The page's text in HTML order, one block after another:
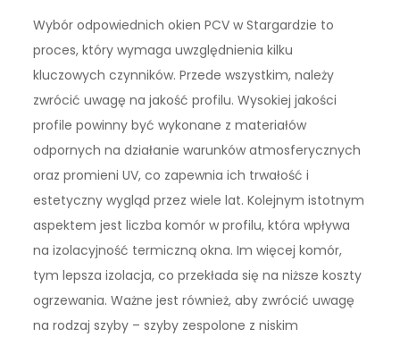
Wybór odpowiednich okien PCV w Stargardzie to
proces, który wymaga uwzględnienia kilku
kluczowych czynników. Przede wszystkim, należy
zwrócić uwagę na jakość profilu. Wysokiej jakości
profile powinny być wykonane z materiałów
odpornych na działanie warunków atmosferycznych
oraz promieni UV, co zapewnia ich trwałość i
estetyczny wygląd przez wiele lat. Kolejnym istotnym
aspektem jest liczba komór w profilu, która wpływa
na izolacyjność termiczną okna. Im więcej komór,
tym lepsza izolacja, co przekłada się na niższe koszty
ogrzewania. Ważne jest również, aby zwrócić uwagę
na rodzaj szyby – szyby zespolone z niskim